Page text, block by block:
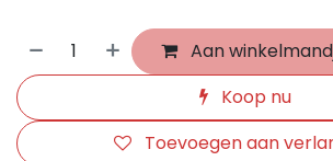
Aan
Koop nu
Toevoegen aan